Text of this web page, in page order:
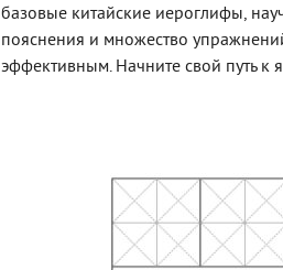
базовые китайские иероглифы,
пояснения и множество
эффективным. Начните свой путь